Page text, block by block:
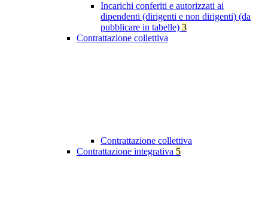
Incarichi conferiti e autorizzati ai
dipendenti (dirigenti e non dirigenti) (da
pubblicare in tabelle) 3
Contrattazione collettiva
Contrattazione collettiva
Contrattazione integrativa 5